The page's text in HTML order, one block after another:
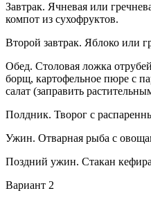
Завтрак. Ячневая или
компот из сухофруктов.
Второй завтрак. Яблоко или
Обед. Столовая ложка
борщ, картофельное пюре с
салат (заправить
Полдник. Творог с
Ужин. Отварная рыба с
Поздний ужин. Стакан
Вариант 2